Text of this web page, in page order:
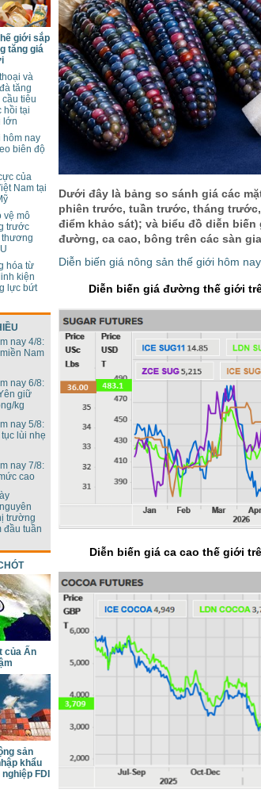
Dưới đây là bảng so sánh giá các
phiên trước, tuần trước, tháng
điểm khảo sát); và biểu đồ diễn
đường, ca cao, bông trên các sàn
Diễn biến giá nông sản thế giới hôm
Diễn biến giá đường thế giới
Diễn biến giá ca cao thế giới
giới sắp
tăng giá
và
tăng
tiêu
hồi tại
lớn
hôm nay
biên độ
của
Nam tại
vệ mô
trước
thương
hóa từ
kiện
lực bứt
nay 4/8:
Nam
nay 6/8:
giữ
kg
nay 5/8:
lùi nhẹ
nay 7/8:
cao
trường
đầu tuần
của Ấn
sản
khẩu
FDI